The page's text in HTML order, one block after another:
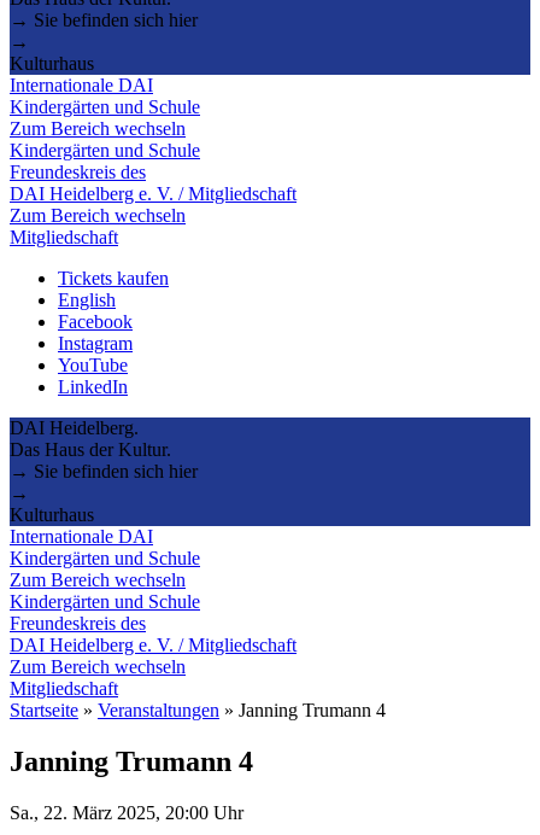
→ Sie befinden sich hier
→
Kulturhaus
Internationale DAI
Kindergärten und Schule
Zum Bereich wechseln
Kindergärten und Schule
Freundeskreis des
DAI Heidelberg e. V. / Mitgliedschaft
Zum Bereich wechseln
Mitgliedschaft
Tickets kaufen
English
Facebook
Instagram
YouTube
LinkedIn
DAI Heidelberg.
Das Haus der Kultur.
→ Sie befinden sich hier
→
Kulturhaus
Internationale DAI
Kindergärten und Schule
Zum Bereich wechseln
Kindergärten und Schule
Freundeskreis des
DAI Heidelberg e. V. / Mitgliedschaft
Zum Bereich wechseln
Mitgliedschaft
Startseite » Veranstaltungen » Janning Trumann 4
Janning Trumann 4
Sa., 22. März 2025, 20:00 Uhr